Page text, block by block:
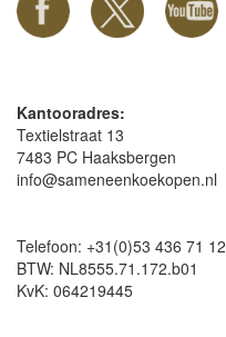
Kantooradres:
Textielstraat 13
7483 PC Haaksbergen
info@sameneenkoekopen.nl
Telefoon: +31(0)53 436 71 12
BTW: NL8555.71.172.b01
KvK: 064219445